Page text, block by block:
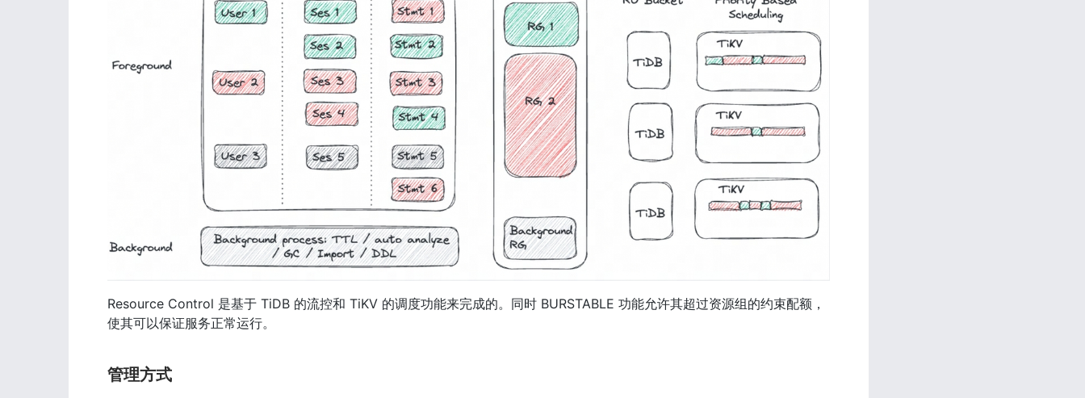
Resource Control 是基于 TiDB 的流控和 TiKV 的调度功能来完成的。同时 BURSTABLE 功能允许其超过资源组的约束配额，
使其可以保证服务正常运行。
管理方式